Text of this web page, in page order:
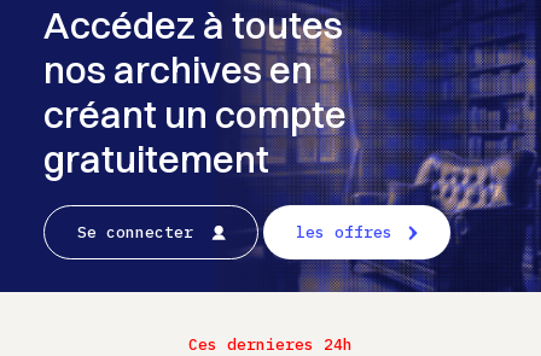
Accédez à toutes
nos archives en
créant un compte
gratuitement
Se connecter les offres
Ces dernieres 24h